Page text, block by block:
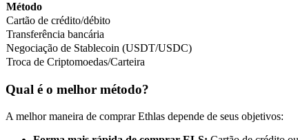
Método
Cartão de crédito/débito
Transferência bancária
Negociação de Stablecoin (USDT/USDC)
Troca de Criptomoedas/Carteira
Qual é o melhor método?
A melhor maneira de comprar Ethlas depende de seus objetivos: